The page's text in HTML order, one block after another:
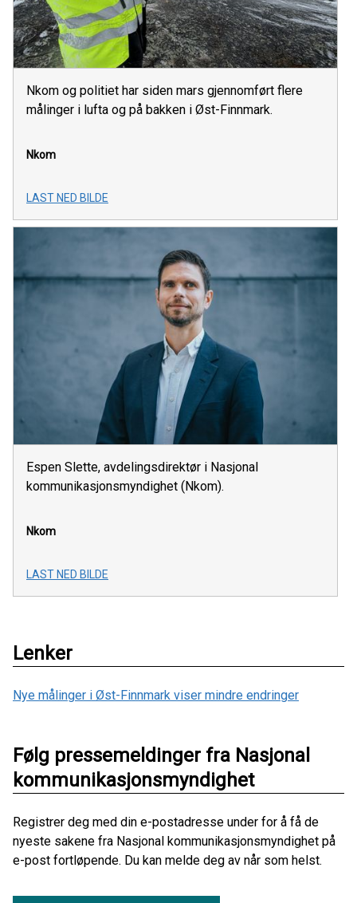
Nkom og politiet har siden mars gjennomført flere
målinger i lufta og på bakken i Øst-Finnmark.
Nkom
LAST NED BILDE
Espen Slette, avdelingsdirektør i Nasjonal
kommunikasjonsmyndighet (Nkom).
Nkom
LAST NED BILDE
Lenker
Nye målinger i Øst-Finnmark viser mindre endringer
Følg pressemeldinger fra Nasjonal
kommunikasjonsmyndighet
Registrer deg med din e-postadresse under for å få de
nyeste sakene fra Nasjonal kommunikasjonsmyndighet på
e-post fortløpende. Du kan melde deg av når som helst.